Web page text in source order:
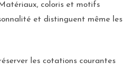
coloris et motifs
et distinguent même les
les cotations courantes